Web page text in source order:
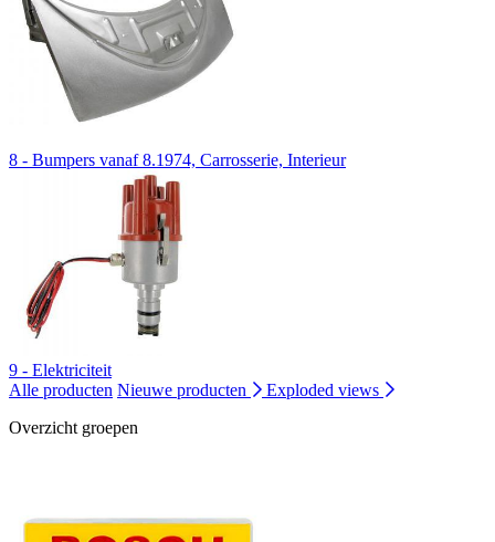
8 - Bumpers vanaf 8.1974, Carrosserie, Interieur
9 - Elektriciteit
Alle producten Nieuwe producten
Exploded views
Overzicht groepen